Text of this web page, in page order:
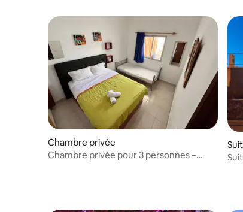
Chambre privée
Chambre privée pour 3 personnes –